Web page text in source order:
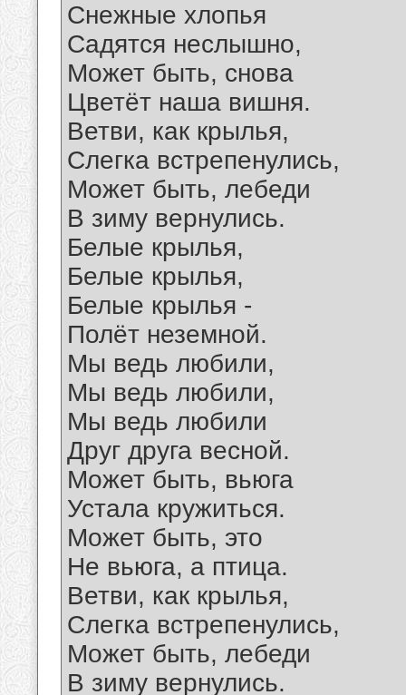
Снежные хлопья
Садятся неслышно,
Может быть, снова
Цветёт наша вишня.
Ветви, как крылья,
Слегка встрепенулись,
Может быть, лебеди
В зиму вернулись.
Белые крылья,
Белые крылья,
Белые крылья -
Полёт неземной.
Мы ведь любили,
Мы ведь любили,
Мы ведь любили
Друг друга весной.
Может быть, вьюга
Устала кружиться.
Может быть, это
Не вьюга, а птица.
Ветви, как крылья,
Слегка встрепенулись,
Может быть, лебеди
В зиму вернулись.